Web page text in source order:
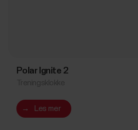
Polar Ignite 2
→ Les mer